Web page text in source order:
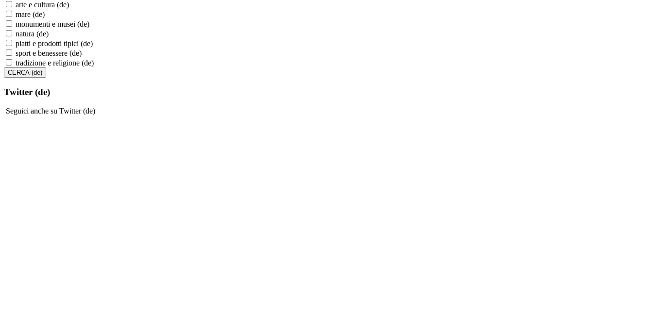
arte e cultura (de)
mare (de)
monumenti e musei (de)
natura (de)
piatti e prodotti tipici (de)
sport e benessere (de)
tradizione e religione (de)
Twitter (de)
Seguici anche su Twitter (de)